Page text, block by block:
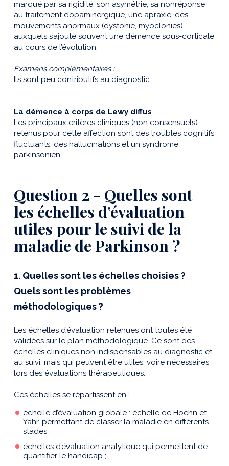
marqué par sa rigidité, son asymétrie, sa nonréponse
au traitement dopaminergique, une apraxie, des
mouvements anormaux (dystonie, myoclonies),
auxquels s’ajoute souvent une démence sous-corticale
au cours de l’évolution.
Examens complémentaires :
Ils sont peu contributifs au diagnostic.
La démence à corps de Lewy diffus
Les principaux critères cliniques (non consensuels)
retenus pour cette affection sont des troubles cognitifs
fluctuants, des hallucinations et un syndrome
parkinsonien.
Question 2 - Quelles sont
les échelles d’évaluation
utiles pour le suivi de la
maladie de Parkinson ?
1. Quelles sont les échelles choisies ?
Quels sont les problèmes
méthodologiques ?
Les échelles d’évaluation retenues ont toutes été
validées sur le plan méthodologique. Ce sont des
échelles cliniques non indispensables au diagnostic et
au suivi, mais qui peuvent être utiles, voire nécessaires
lors des évaluations thérapeutiques.
Ces échelles se répartissent en :
échelle d’évaluation globale : échelle de Hoehn et
Yahr, permettant de classer la maladie en différents
stades ;
échelles d’évaluation analytique qui permettent de
quantifier le handicap ;